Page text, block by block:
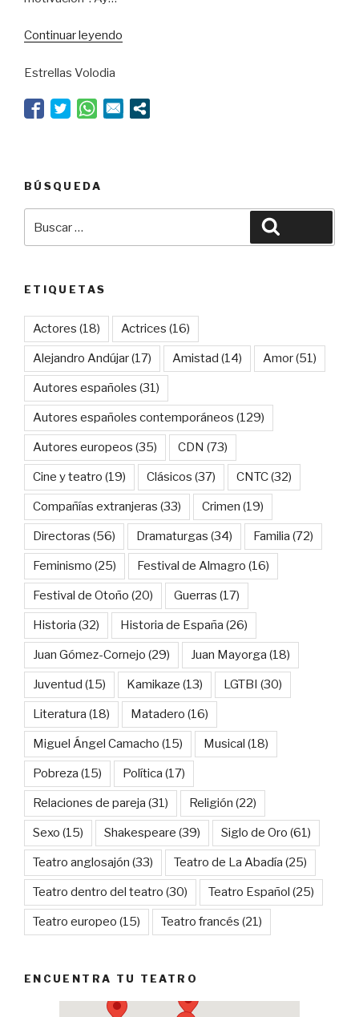
Continuar leyendo
Estrellas Volodia
BÚSQUEDA
por:
ETIQUETAS
Actores (18) Actrices (16)
Alejandro Andújar(17) Amistad (14) Amor(51)
Autores españoles (31)
Autores españoles contemporáneos (129)
Autores europeos (35) CDN (73)
Cine y teatro (19) Clásicos (37) CNTC(32)
Compañías extranjeras (33) Crimen (19)
Directoras (56) Dramaturgas (34) Familia (72)
Feminismo (25) Festival de Almagro (16)
Festival de Otoño (20) Guerras (17)
Historia (32) Historia de España (26)
Juan Gómez-Cornejo (29) Juan Mayorga (18)
Juventud (15) Kamikaze (13) LGTBI (30)
Literatura (18) Matadero (16)
Miguel Ángel Camacho (15) Musical (18)
Pobreza (15) Política (17)
Relaciones de pareja (31) Religión (22)
Sexo (15) Shakespeare (39) Siglo de Oro (61)
Teatro anglosajón (33) Teatro de La Abadía (25)
Teatro dentro del teatro (30) Teatro Español (25)
Teatro europeo (15) Teatro francés (21)
ENCUENTRA TU TEATRO